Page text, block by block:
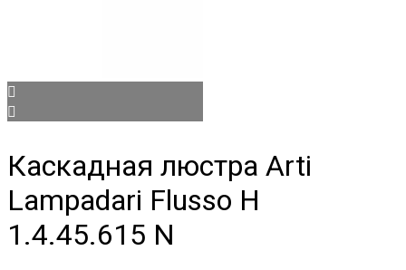
Каскадная люстра Arti
Lampadari Flusso H
1.4.45.615 N